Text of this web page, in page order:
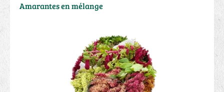
Amarantes en mélange